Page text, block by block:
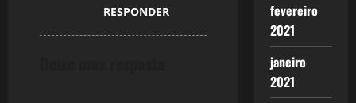
RESPONDER
fevereiro
2021
janeiro
2021